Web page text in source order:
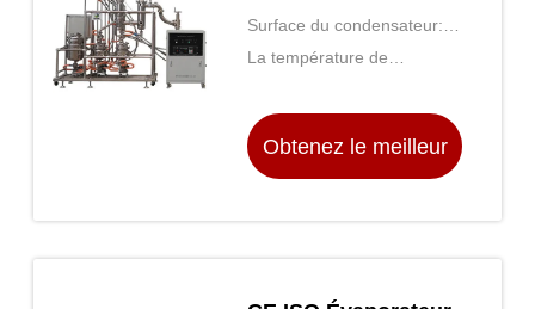
plusieurs étapes
adapté aux huiles
Surface du condensateur:
00,5-2 m2
La température de
Obtenez le meilleur